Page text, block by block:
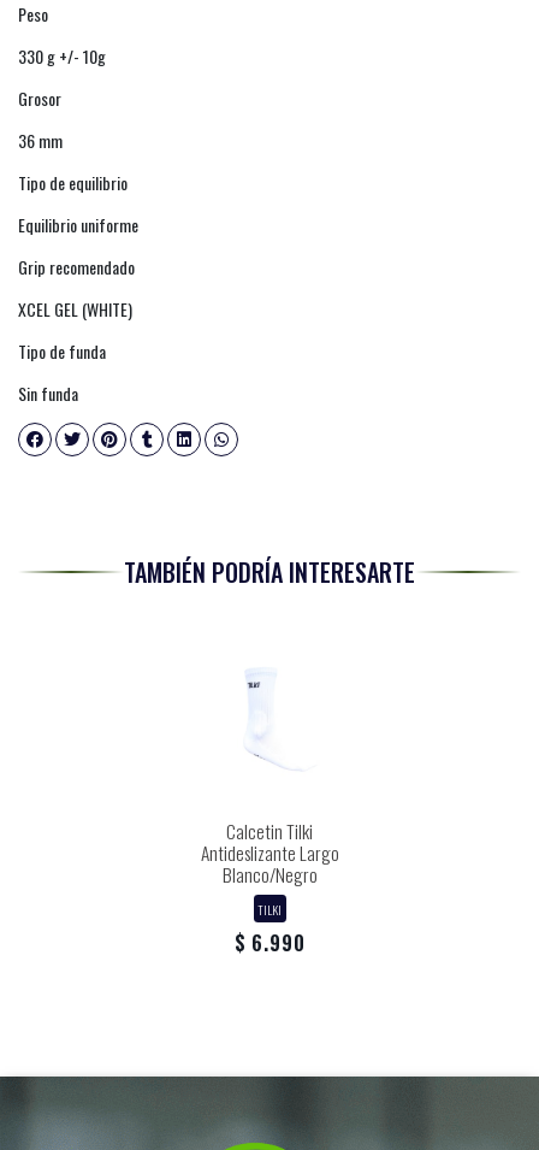
Peso
330 g +/- 10g
Grosor
36 mm
Tipo de equilibrio
Equilibrio uniforme
Grip recomendado
XCEL GEL (WHITE)
Tipo de funda
Sin funda
TAMBIÉN PODRÍA INTERESARTE
Calcetin Tilki
Antideslizante Largo
Blanco/Negro
TILKI
$ 6.990